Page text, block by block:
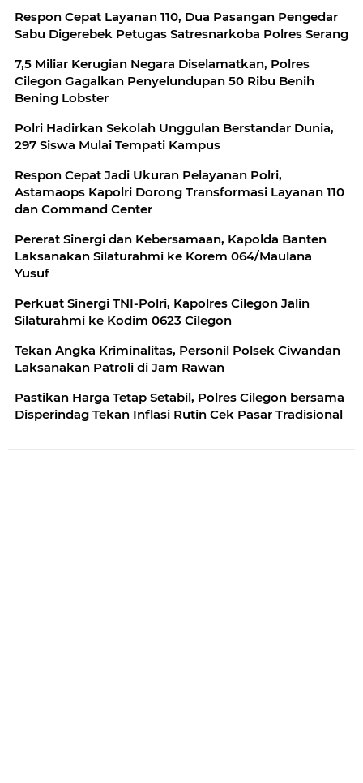
Respon Cepat Layanan 110, Dua Pasangan Pengedar
Sabu Digerebek Petugas Satresnarkoba Polres Serang
7,5 Miliar Kerugian Negara Diselamatkan, Polres
Cilegon Gagalkan Penyelundupan 50 Ribu Benih
Bening Lobster
Polri Hadirkan Sekolah Unggulan Berstandar Dunia,
297 Siswa Mulai Tempati Kampus
Respon Cepat Jadi Ukuran Pelayanan Polri,
Astamaops Kapolri Dorong Transformasi Layanan 110
dan Command Center
Pererat Sinergi dan Kebersamaan, Kapolda Banten
Laksanakan Silaturahmi ke Korem 064/Maulana
Yusuf
Perkuat Sinergi TNI-Polri, Kapolres Cilegon Jalin
Silaturahmi ke Kodim 0623 Cilegon
Tekan Angka Kriminalitas, Personil Polsek Ciwandan
Laksanakan Patroli di Jam Rawan
Pastikan Harga Tetap Setabil, Polres Cilegon bersama
Disperindag Tekan Inflasi Rutin Cek Pasar Tradisional